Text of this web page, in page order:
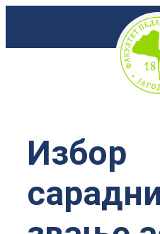
Избор